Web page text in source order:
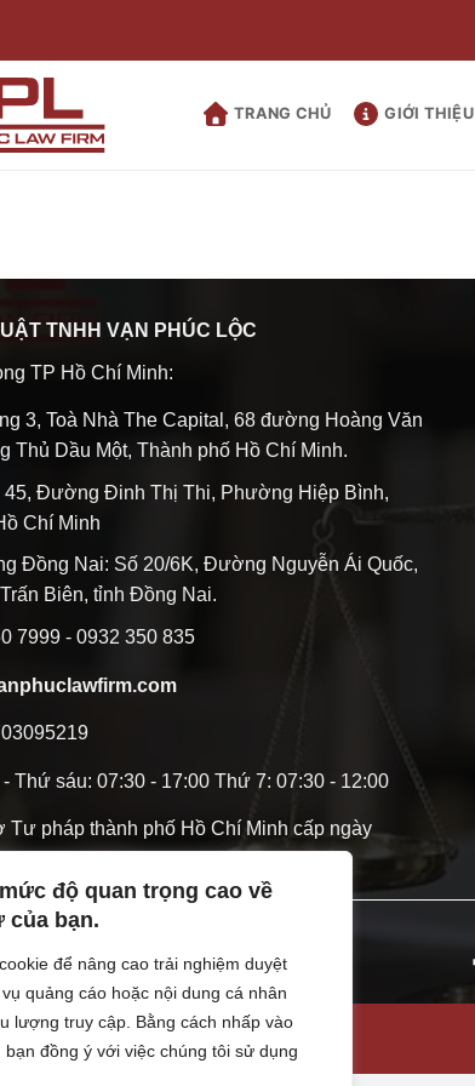
độ quan trọng cao về
của bạn.
để nâng cao trải nghiệm duyệt
quảng cáo hoặc nội dung cá nhân
lượng truy cập. Bằng cách nhấp vào
đồng ý với việc chúng tôi sử dụng
TRANG CHỦ GIỚI THIỆU
TNHH VẠN PHÚC LỘC
TP Hồ Chí Minh:
3, Toà Nhà The Capital, 68 đường Hoàng Văn
Thủ Dầu Một, Thành phố Hồ Chí Minh.
45, Đường Đinh Thị Thi, Phường Hiệp Bình,
Chí Minh
Đồng Nai: Số 20/6K, Đường Nguyễn Ái Quốc,
Biên, tỉnh Đồng Nai.
7999 - 0932 350 835
Thứ sáu: 07:30 - 17:00 Thứ 7: 07:30 - 12:00
pháp thành phố Hồ Chí Minh cấp ngày